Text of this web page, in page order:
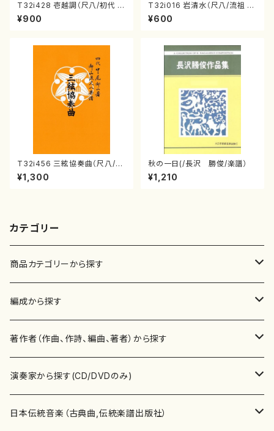
T32i428 壱越調（尺八/初代 中
村双葉/楽譜）都山流公刊楽譜曲
番:2133
¥900
T32i016 岩清水（尺八/流祖 中
尾都山/楽譜）都山：15
¥600
T32i456 三絃協奏曲（尺八/中
能島欣一/楽譜）都山流公刊楽譜
曲番:2164
¥1,300
秋の一日(/長沢 勝俊/楽譜）
¥1,210
カテゴリー
商品カテゴリーから探す
楽譜
書籍
書籍
テキストブック
CD・DVD
チケット
編成から探す
邦楽器
箏・琴（ソロ）
箏・琴（合奏）
合唱
混声合唱
歌・声
著作者（作曲、作詩、編曲、著者）から探す
あ行
青木省三(アオキ ショウゾウ)
か行
演奏家から探す(CD/DVDのみ)
邦楽（箏、三味線、尺八等）演奏家
日本伝統音楽（古典曲,伝統楽譜出版社）